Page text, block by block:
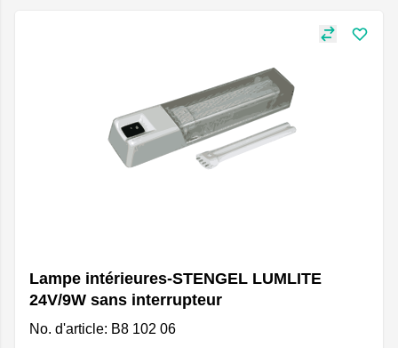
Lampe intérieures-STENGEL LUMLITE
24V/9W sans interrupteur
No. d'article: B8 102 06